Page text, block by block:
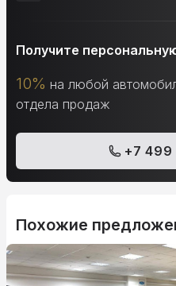
Получите
10% на любой
отдела продаж
+7
Похожие